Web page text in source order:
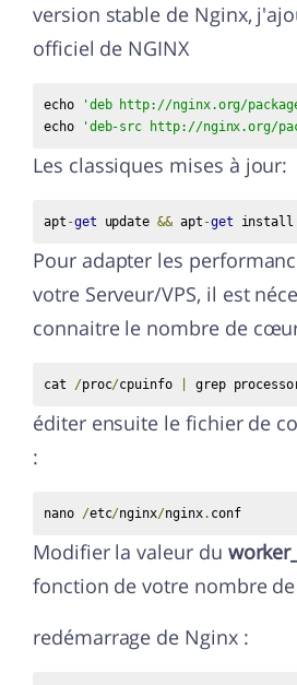
version stable de Nginx,
officiel de NGINX
echo 'deb http://nginx.org/
echo
'deb-src http://nginx.org/
Les classiques mises à jour:
apt -get update && apt -get install
Pour adapter les
votre Serveur/VPS, il est
connaitre le nombre de
cat /proc/cpuinfo grep
éditer ensuite le fichier de
:
nano /etc/nginx/nginx. conf
Modifier la valeur du
fonction de votre nombre de
redémarrage de Nginx :